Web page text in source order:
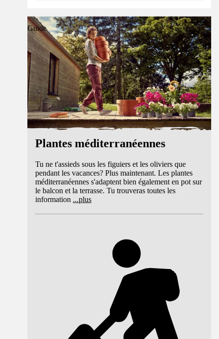
Guide
Plantes méditerranéennes
Tu ne t'assieds sous les figuiers et les oliviers que
pendant les vacances? Plus maintenant. Les plantes
méditerranéennes s'adaptent bien également en pot sur
le balcon et la terrasse. Tu trouveras toutes les
information ...plus